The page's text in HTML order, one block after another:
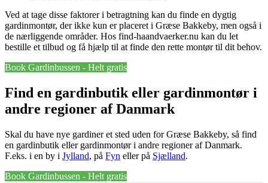
Ved at tage disse faktorer i betragtning kan du finde en dygtig
gardinmontør, der ikke kun er placeret i Græse Bakkeby, men også i
de nærliggende områder. Hos find-haandvaerker.nu kan du let
bestille et tilbud og få hjælp til at finde den rette montør til dit behov.
Book Gardinbussen - Helt gratis
Find en gardinbutik eller gardinmontør i
andre regioner af Danmark
Skal du have nye gardiner et sted uden for Græse Bakkeby, så find
en gardinbutik eller gardinmontør i andre regioner af Danmark.
F.eks. i en by i Jylland, på Fyn eller på Sjælland.
Book Gardinbussen - Helt gratis